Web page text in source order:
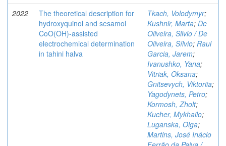
2022
The theoretical description for
hydroxyquinol and sesamol
CoO(OH)-assisted
electrochemical determination
in tahini halva
Tkach, Volodymyr;
Kushnir, Marta; De
Oliveira, Silvio / De
Oliveira, Sílvio; Raul
Garcia, Jarem;
Ivanushko, Yana;
Vitriak, Oksana;
Gnitsevych, Viktoriia;
Yagodynets, Petro;
Kormosh, Zholt;
Kucher, Mykhailo;
Luganska, Olga;
Martins, José Inácio